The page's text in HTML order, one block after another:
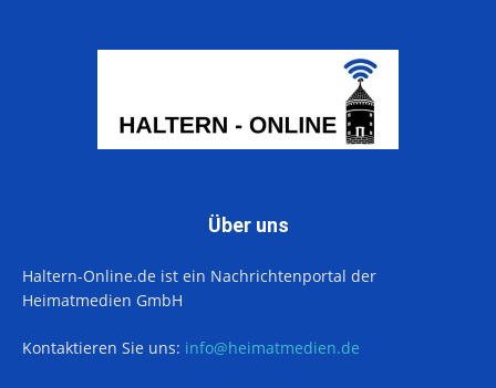
Über uns
Haltern-Online.de ist ein Nachrichtenportal der
Heimatmedien GmbH
Kontaktieren Sie uns: info@heimatmedien.de